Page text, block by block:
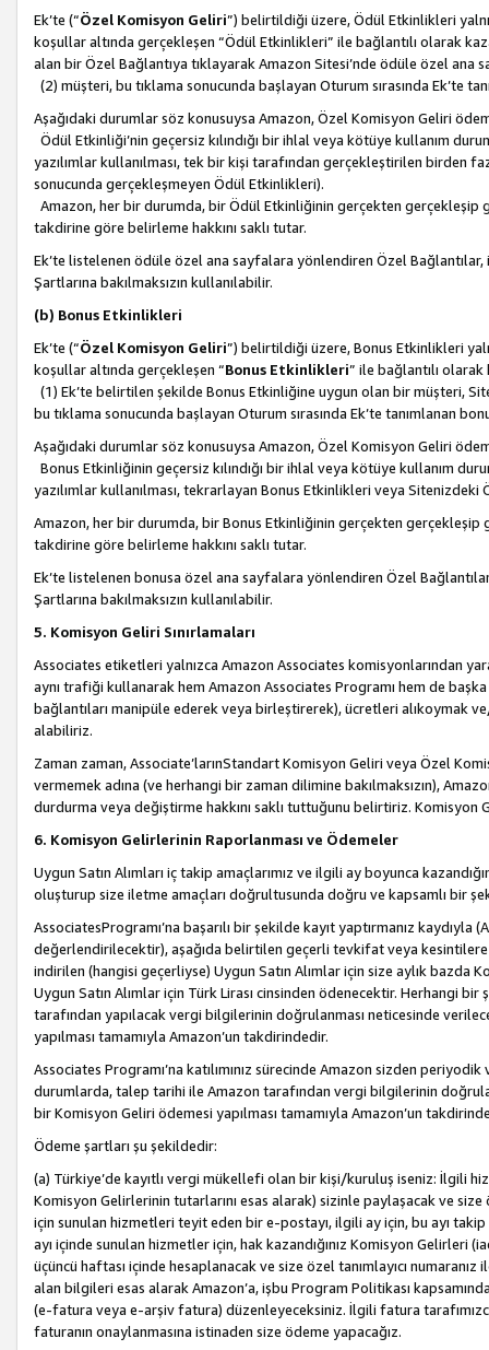
Ek’te (“Özel Komisyon Geliri”) belirtildiği üzere, Ödül Etkinlikleri
koşullar altında gerçekleşen “Ödül Etkinlikleri” ile bağlantılı olarak
alan bir Özel Bağlantıya tıklayarak Amazon Sitesi’nde ödüle özel ana
(2) müşteri, bu tıklama sonucunda başlayan Oturum sırasında Ek’te
Aşağıdaki durumlar söz konusuysa Amazon, Özel Komisyon Geliri
Ödül Etkinliği’nin geçersiz kılındığı bir ihlal veya kötüye kullanım
yazılımlar kullanılması, tek bir kişi tarafından gerçekleştirilen
sonucunda gerçekleşmeyen Ödül Etkinlikleri).
Amazon, her bir durumda, bir Ödül Etkinliğinin gerçekten gerçekleşip
takdirine göre belirleme hakkını saklı tutar.
Ek’te listelenen ödüle özel ana sayfalara yönlendiren Özel
Şartlarına bakılmaksızın kullanılabilir.
(b) Bonus Etkinlikleri
Ek’te (“Özel Komisyon Geliri”) belirtildiği üzere, Bonus Etkinlikleri
koşullar altında gerçekleşen “Bonus Etkinlikleri” ile bağlantılı olarak
(1) Ek’te belirtilen şekilde Bonus Etkinliğine uygun olan bir müşteri,
bu tıklama sonucunda başlayan Oturum sırasında Ek’te tanımlanan
Aşağıdaki durumlar söz konusuysa Amazon, Özel Komisyon Geliri
Bonus Etkinliğinin geçersiz kılındığı bir ihlal veya kötüye kullanım
yazılımlar kullanılması, tekrarlayan Bonus Etkinlikleri veya
Amazon, her bir durumda, bir Bonus Etkinliğinin gerçekten gerçekleşip
takdirine göre belirleme hakkını saklı tutar.
Ek’te listelenen bonusa özel ana sayfalara yönlendiren Özel
Şartlarına bakılmaksızın kullanılabilir.
5. Komisyon Geliri Sınırlamaları
Associates etiketleri yalnızca Amazon Associates komisyonlarından
aynı trafiği kullanarak hem Amazon Associates Programı hem de
bağlantıları manipüle ederek veya birleştirerek), ücretleri alıkoymak
alabiliriz.
Zaman zaman, Associate’larınStandart Komisyon Geliri veya Özel
vermemek adına (ve herhangi bir zaman dilimine bakılmaksızın),
durdurma veya değiştirme hakkını saklı tuttuğunu belirtiriz. Komisyon
6. Komisyon Gelirlerinin Raporlanması ve Ödemeler
Uygun Satın Alımları iç takip amaçlarımız ve ilgili ay boyunca
oluşturup size iletme amaçları doğrultusunda doğru ve kapsamlı bir
AssociatesProgramı’na başarılı bir şekilde kayıt yaptırmanız
değerlendirilecektir), aşağıda belirtilen geçerli tevkifat veya
indirilen (hangisi geçerliyse) Uygun Satın Alımlar için size aylık
Uygun Satın Alımlar için Türk Lirası cinsinden ödenecektir. Herhangi
tarafından yapılacak vergi bilgilerinin doğrulanması neticesinde
yapılması tamamıyla Amazon’un takdirindedir.
Associates Programı’na katılımınız sürecinde Amazon sizden
durumlarda, talep tarihi ile Amazon tarafından vergi bilgilerinin
bir Komisyon Geliri ödemesi yapılması tamamıyla Amazon’un
Ödeme şartları şu şekildedir:
(a) Türkiye’de kayıtlı vergi mükellefi olan bir kişi/kuruluş iseniz: İlgili
Komisyon Gelirlerinin tutarlarını esas alarak) sizinle paylaşacak ve
için sunulan hizmetleri teyit eden bir e-postayı, ilgili ay için, bu ayı
ayı içinde sunulan hizmetler için, hak kazandığınız Komisyon Gelirleri
üçüncü haftası içinde hesaplanacak ve size özel tanımlayıcı
alan bilgileri esas alarak Amazon’a, işbu Program Politikası
(e-fatura veya e-arşiv fatura) düzenleyeceksiniz. İlgili fatura
faturanın onaylanmasına istinaden size ödeme yapacağız.